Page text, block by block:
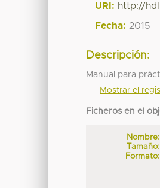
URI: http://
Fecha: 2015
Descripción:
Manual para
Mostrar el
Ficheros en el
Nombre:
Tamaño:
Formato: